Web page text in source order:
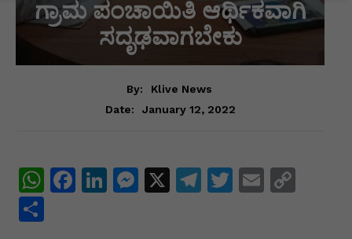
ಗ್ರಾಮ ಪಂಚಾಯಿತಿ ಆರ್ಥಿಕವಾಗಿ
ಸದೃಢವಾಗಬೇಕು
By:
Klive News
Date:
January 12, 2022
W F
Li
M
X
T
T
E